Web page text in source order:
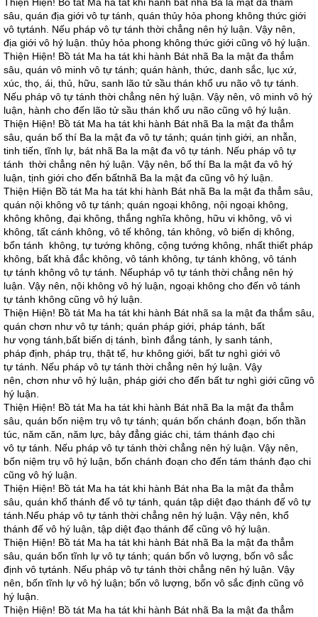
sâu, quán địa giới vô tự tánh, quán thủy hỏa phong không thức giới
vô tựtánh. Nếu pháp vô tự tánh thời chẳng nên hý luận. Vậy nên,
địa giới vô hý luận. thủy hỏa phong không thức giới cũng vô hý luận.
Thiện Hiện! Bồ tát Ma ha tát khi hành Bát nhã Ba la mật đa thắm
sâu, quán vô minh vô tự tánh; quán hành, thức, danh sắc, lục xứ,
xúc, thọ, ái, thủ, hữu, sanh lão tử sầu thán khổ ưu não vô tự tánh.
Nếu pháp vô tự tánh thời chẳng nên hý luận. Vậy nên, vô minh vô hý
luận, hành cho đến lão tử sầu thán khổ ưu não cũng vô hý luận.
Thiện Hiện! Bồ tát Ma ha tát khi hành Bát nhã Ba la mật đa thẳm
sâu, quán bố thí Ba la mật đa vô tự tánh; quán tịnh giới, an nhẫn,
tinh tiến, tĩnh lự, bát nhã Ba la mật đa vô tự tánh. Nếu pháp vô tự
tánh thời chẳng nên hý luận. Vậy nên, bố thí Ba la mật đa vô hý
luận, tịnh giới cho đến bấtnhã Ba la mật đa cũng vô hý luận.
Thiện Hiện Bồ tát Ma ha tát khi hành Bát nhã Ba la mật đa thẳm sâu,
quán nội không vô tự tánh; quán ngoại không, nội ngoại không,
không không, đại không, thắng nghĩa không, hữu vi không, vô vi
không, tất cánh không, vô tế không, tán không, vô biến dị không,
bổn tánh không, tự tướng không, cộng tướng không, nhất thiết pháp
không, bất khả đắc không, vô tánh không, tự tánh không, vô tánh
tự tánh không vô tự tánh. Nếupháp vô tự tánh thời chẳng nên hý
luận. Vậy nên, nội không vô hý luận, ngoại không cho đến vô tánh
tự tánh không cũng vô hý luận.
Thiện Hiện! Bồ tát Ma ha tát khi hành Bát nhã sa la mật đa thắm sâu,
quán chơn như vô tự tánh; quán pháp giới, pháp tánh, bất
hư vọng tánh,bất biến dị tánh, bình đắng tánh, ly sanh tánh,
pháp định, pháp trụ, thật tế, hư không giới, bất tư nghì giới vô
tự tánh. Nếu pháp vô tự tánh thời chẳng nên hý luận. Vậy
nên, chơn như vô hý luận, pháp giới cho đến bất tư nghì giới cũng vô
hý luận.
Thiện Hiện! Bồ tát Ma ha tát khi hành Bát nhã Ba la mật đa thẳm
sâu, quán bốn niệm trụ vô tự tánh; quán bốn chánh đoạn, bốn thần
túc, năm căn, năm lực, bảy đẳng giác chi, tám thánh đạo chi
vô tự tánh. Nếu pháp vô tự tánh thời chẳng nên hý luận. Vậy nên,
bốn niệm trụ vô hý luận, bốn chánh đoạn cho đến tám thánh đạo chi
cũng vô hý luận.
Thiện Hiện! Bồ tát Ma ha tát khi hành Bát nha Ba la mật đa thẳm
sâu, quán khổ thánh đế vô tự tánh, quán tập diệt đạo thánh đế vô tự
tánh.Nếu pháp vô tự tánh thời chẳng nên hý luận. Vậy nên, khổ
thánh đế vô hý luận, tập diệt đạo thánh đế cũng vô hý luận.
Thiện Hiện! Bồ tát Ma ha tát khi hành Bát nhã Ba la mật đa thẳm
sâu, quán bốn tĩnh lự vô tự tánh; quán bốn vô lượng, bốn vô sắc
định vô tựtánh. Nếu pháp vô tự tánh thời chẳng nên hý luận. Vậy
nên, bốn tĩnh lự vô hý luận; bốn vô lượng, bốn vô sắc định cũng vô
hý luận.
Thiện Hiện! Bồ tát Ma ha tát khi hành Bát nhã Ba la mật đa thẳm